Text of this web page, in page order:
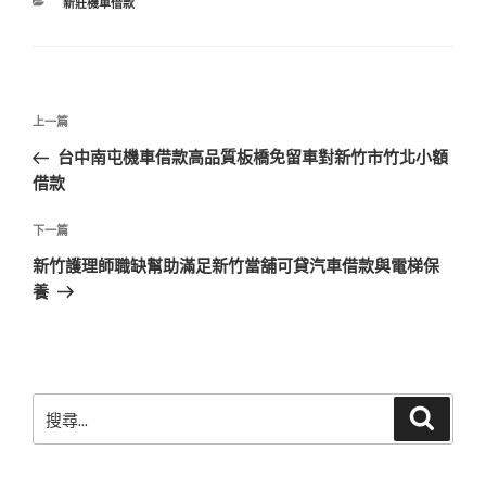
文
導
覽
上
一
篇
章
上一篇
台中南屯機車借款高品質板橋免留車對新竹市竹北小額
借款
下
一
篇
下一篇
新竹護理師職缺幫助滿足新竹當舖可貸汽車借款與電梯保
養
尋